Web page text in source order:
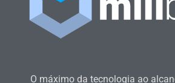
O máximo da tecnologia ao